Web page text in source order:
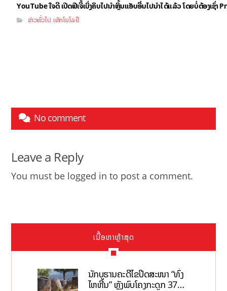
YouTube ໃຈດີ ເປີດຟີເຈີ້ເບິ່ງຄິບໄປນຳຫຼິ້ນແອັບອື່ນໄປນຳໄດ້ແລ້ວ ໂດຍບໍ່ຕ້ອງເຊົ່າ
ຂ່າວທົ່ວໄປ,ເທັກໂນໂລຢີ
No comment
Leave a Reply
You must be logged in to post a comment.
ເນື້ອຫາຫຼ້າສຸດ
ນັກບູຮານຄະດີໄຂປິດສະໜາ “ທົ່ງ
ໄຫຫີນ” ຫຼັງພົບໂຄງກະດູກ 37